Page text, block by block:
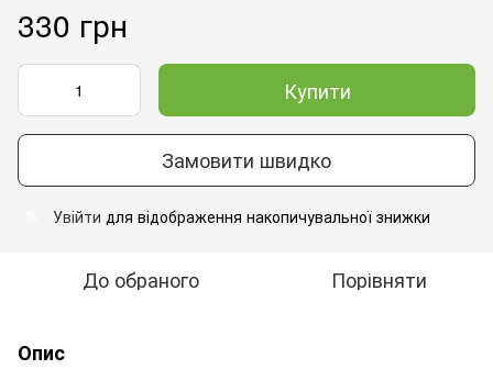
330 грн
Купити
Замовити швидко
Увійти для відображення накопичувальної знижки
До обраного Порівняти
Опис